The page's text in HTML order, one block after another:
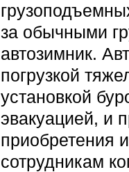
за обычными
автозимник.
погрузкой
установкой
эвакуацией, и
приобретения
сотрудникам